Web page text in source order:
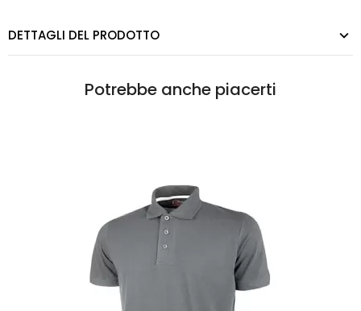
DETTAGLI DEL PRODOTTO
Potrebbe anche piacerti